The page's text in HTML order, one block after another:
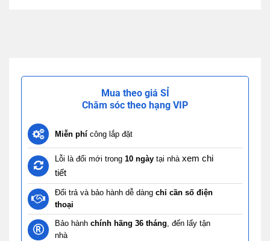
Mua theo giá SỈ
Chăm sóc theo hạng VIP
Miễn phí công lắp đặt
Lỗi là đổi mới trong 10 ngày tại nhà xem chi
tiết
Đổi trả và bảo hành dễ dàng chỉ cần số điện
thoại
Bảo hành chính hãng 36 tháng, đến lấy tận
nhà